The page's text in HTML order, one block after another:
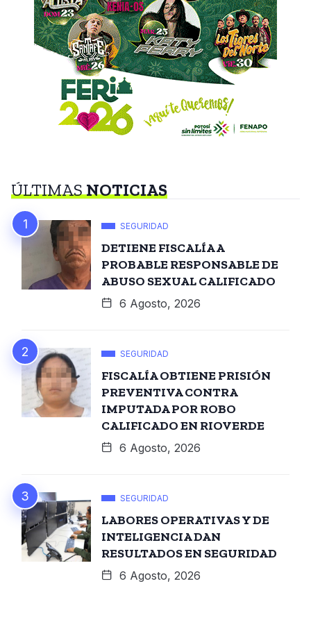
ÚLTIMASNOTICIAS
SEGURIDAD
DETIENE FISCALÍA A
PROBABLE RESPONSABLE DE
ABUSO SEXUAL CALIFICADO
6 Agosto, 2026
SEGURIDAD
FISCALÍA OBTIENE PRISIÓN
PREVENTIVA CONTRA
IMPUTADA POR ROBO
CALIFICADO EN RIOVERDE
6 Agosto, 2026
SEGURIDAD
LABORES OPERATIVAS Y DE
INTELIGENCIA DAN
RESULTADOS EN SEGURIDAD
6 Agosto, 2026